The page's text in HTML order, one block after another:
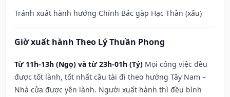
Tránh xuất hành hướng Chính Bắc gặp Hạc Thần (xấu)
Giờ xuất hành Theo Lý Thuần Phong
Từ 11h-13h (Ngọ) và từ 23h-01h (Tý) Mọi công việc đều
được tốt lành, tốt nhất cầu tài đi theo hướng Tây Nam –
Nhà cửa được yên lành. Người xuất hành thì đều bình